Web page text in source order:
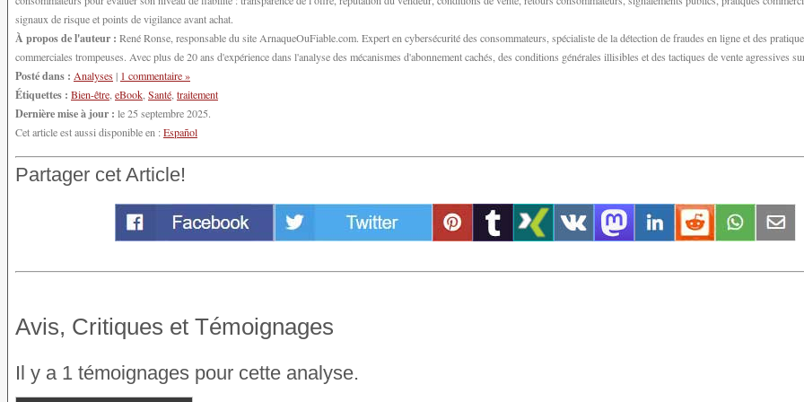
signaux de risque et points de vigilance avant achat.
À propos de l'auteur : René Ronse, responsable du site ArnaqueOuFiable.com. Expert en cybersécurité des consommateurs, spécialiste de la détection de fraudes en ligne et des
commerciales trompeuses. Avec plus de 20 ans d'expérience dans l'analyse des mécanismes d'abonnement cachés, des conditions générales illisibles et des tactiques de vente agressives
Posté dans : Analyses| 1 commentaire »
Étiquettes : Bien-être,eBook,Santé,traitement
Dernière mise à jour : le 25 septembre 2025.
Cet article est aussi disponible en :Español
Partager cet Article!
Avis, Critiques et Témoignages
Il y a 1 témoignages pour cette analyse.